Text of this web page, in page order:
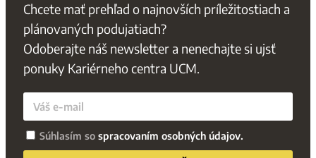
Chcete mať prehľad o najnovších príležitostiach a
plánovaných podujatiach?
Odoberajte náš newsletter a nenechajte si ujsť
ponuky Kariérneho centra UCM.
Súhlasím so spracovaním osobných údajov.